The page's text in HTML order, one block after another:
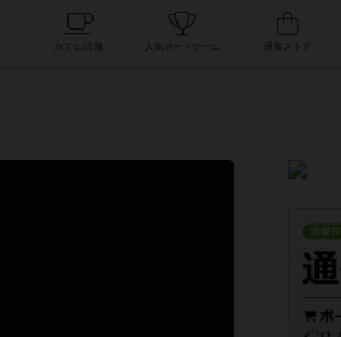
人気ボードゲーム